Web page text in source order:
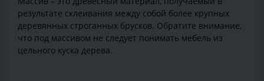
результате склеивания между собой более крупных
деревянных строганных брусков. Обратите внимание,
что под массивом не следует понимать мебель из
цельного куска дерева.